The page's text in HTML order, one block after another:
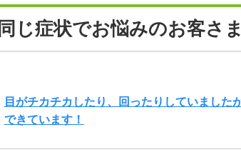
同じ症状でお悩みのお客さ
目がチカチカしたり、回ったりしていました
できています！